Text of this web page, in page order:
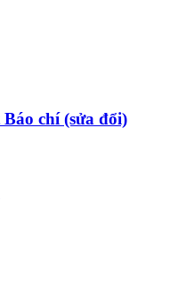
chí (sửa đổi)